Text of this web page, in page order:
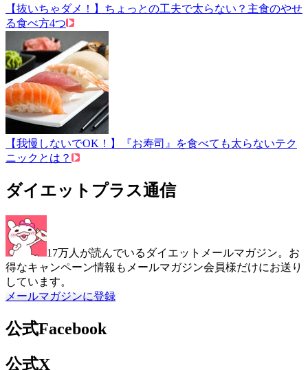
【抜いちゃダメ！】ちょっとの工夫で太らない？主食のやせ
る食べ方4つ
【我慢しないでOK！】『お寿司』を食べても太らないテク
ニックとは？
ダイエットプラス通信
17万人が読んでいるダイエットメールマガジン。お
得なキャンペーン情報もメールマガジン会員様だけにお送り
しています。
メールマガジンに登録
公式Facebook
公式X